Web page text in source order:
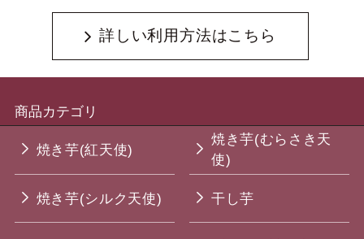
詳しい利用方法はこちら
商品カテゴリ
焼き芋(紅天使)
焼き芋(むらさき天
使)
焼き芋(シルク天使) 干し芋